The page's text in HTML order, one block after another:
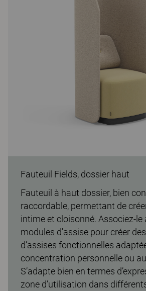
Fauteuil Fields, dossier haut
Fauteuil à haut dossier, bien
raccordable, permettant de
intime et cloisonné. Associez-le
modules d'assise pour créer
d’assises fonctionnelles
concentration personnelle ou
S’adapte bien en termes
zone d’utilisation dans